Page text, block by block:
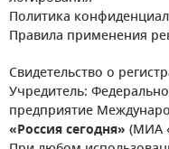
Политика
Правила применения
Свидетельство о
Учредитель:
предприятие
«Россия сегодня» (МИА